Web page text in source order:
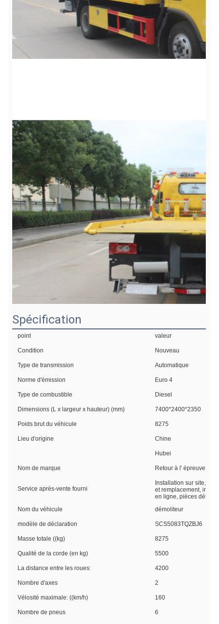
Spécification
point valeur
Condition Nouveau
Type de transmission Automatique
Norme d'émission Euro 4
Type de combustible Diesel
Dimensions (L x largeur x hauteur) (mm) 7400*2400*2350
Poids brut du véhicule 8275
Lieu d'origine Chine
Hubei
Nom de marque Retour à l' épreuve
Service après-vente fourni
Installation sur site,
et remplacement,
en ligne, pièces
Nom du véhicule
démoliteur
modèle de déclaration SCS5083TQZBJ6
Masse totale ((kg) 8275
Qualité de la corde (en kg) 5500
La distance entre les roues: 4200
Nombre d'axes 2
Vélosité maximale: ((km/h) 160
Nombre de pneus 6